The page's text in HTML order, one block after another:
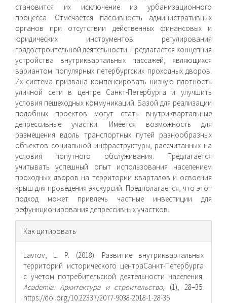
становится их исключение из урбанизационного
процесса. Отмечается пассивность административных
органов при отсутствии действенных финансовых и
юридических инструментов регулирования
градостроительной деятельности. Предлагается концепция
устройства внутриквартальных пассажей, являющихся
вариантом популярных петербургских проходных дворов.
Их система призвана компенсировать низкую плотность
уличной сети в центре Санкт-Петербурга и улучшить
условия пешеходных коммуникаций. Базой для реализации
подобных проектов могут стать внутриквартальные
депрессивные участки. Имеется возможность для
размещения вдоль транспортных путей разнообразных
объектов социальной инфраструктуры, рассчитанных на
условия попутного обслуживания. Предлагается
учитывать успешный опыт использования населением
проходных дворов на территории кварталов и освоения
крыш для проведения экскурсий. Предполагается, что этот
подход может привлечь частные инвестиции для
рефункционирования депрессивных участков.
Информация
о статье
Как цитировать
Lavrov, L. P. (2018). Развитие внутриквартальных
территорий исторического центраСанкт-Петербурга
с учетом потребительской деятельности населения.
Academia. Архитектура и строительство, (1), 28–35.
https://doi.org/10.22337/2077-9038-2018-1-28-35